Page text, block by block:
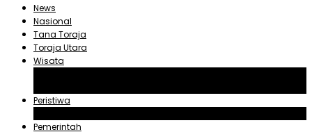
News
Nasional
Tana Toraja
Toraja Utara
Wisata
Peristiwa
Pemerintah